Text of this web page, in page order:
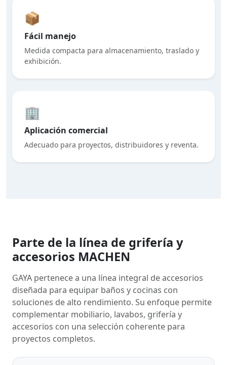
📦
Fácil manejo
Medida compacta para almacenamiento, traslado y
exhibición.
🏢
Aplicación comercial
Adecuado para proyectos, distribuidores y reventa.
Parte de la línea de grifería y
accesorios MACHEN
GAYA pertenece a una línea integral de accesorios
diseñada para equipar baños y cocinas con
soluciones de alto rendimiento. Su enfoque permite
complementar mobiliario, lavabos, grifería y
accesorios con una selección coherente para
proyectos completos.